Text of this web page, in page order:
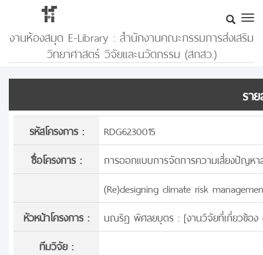
งานห้องสมุด E-Library : สำนักงานคณะกรรมการส่งเสริม
วิทยาศาสตร์ วิจัยและนวัตกรรม (สกสว.)
รา
รหัสโครงการ :
RDG6230015
ชื่อโครงการ :
การออกแบบการจัดการความเสี่ยงปัญห
(Re)designing climate risk
หัวหน้าโครงการ :
นณริฏ พิศลยบุตร : [งานวิจัยที่เกี่ยวข้อ
ทีมวิจัย :